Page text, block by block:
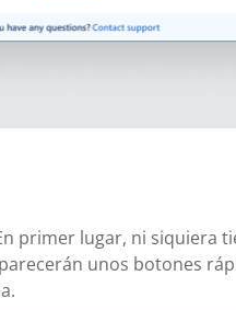
primer lugar, ni siquiera
unos botones